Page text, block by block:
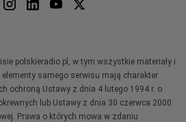
polskieradio.pl, w tym wszystkie materiały i
samego serwisu mają charakter
ochroną Ustawy z dnia 4 lutego 1994 r. o
lub Ustawy z dnia 30 czerwca 2000
Prawa o których mowa w zdaniu